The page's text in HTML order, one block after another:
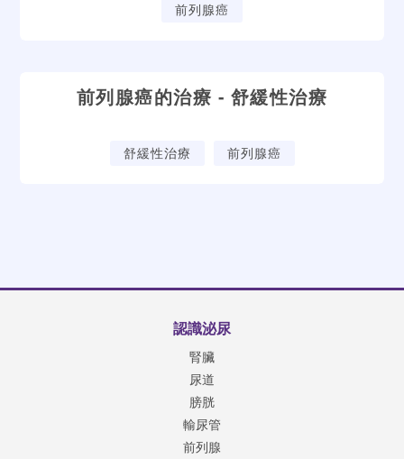
前列腺癌
前列腺癌的治療 - 舒緩性治療
舒緩性治療 前列腺癌
認識泌尿
腎臟
尿道
膀胱
輸尿管
前列腺